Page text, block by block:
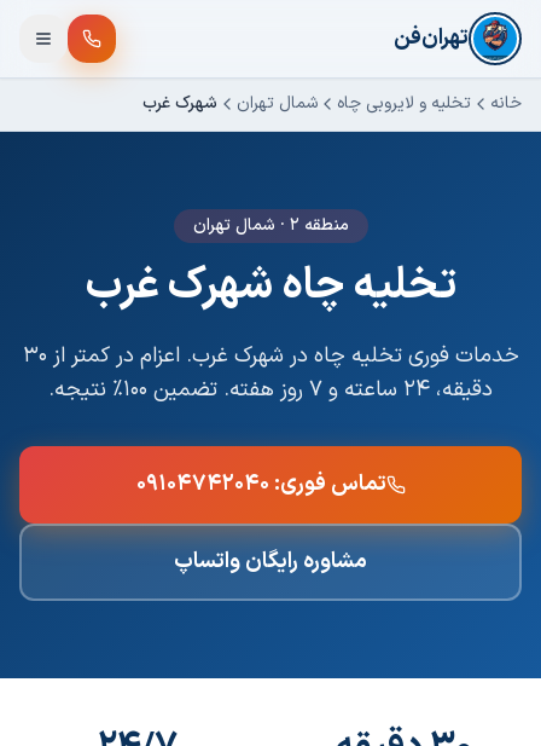
رفتن به محتوای اصلی
تهران‌فن
خانه تخلیه و لایروبی چاه شمال تهران شهرک غرب
منطقه ۲ · شمال تهران
تخلیه چاهشهرک غرب
خدمات فوریتخلیه چاه در شهرک غرب
. اعزام در کمتر از ۳۰
دقیقه، ۲۴ ساعته و ۷ روز هفته. تضمین ۱۰۰٪ نتیجه.
تماس فوری: ۰۹۱۰۴۷۴۲۰۴۰
مشاوره رایگان واتساپ